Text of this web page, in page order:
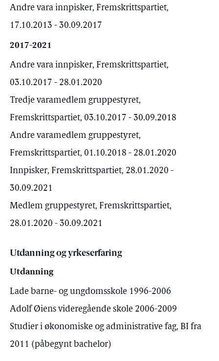
Andre vara innpisker, Fremskrittspartiet,
17.10.2013 - 30.09.2017
2017-2021
Andre vara innpisker, Fremskrittspartiet,
03.10.2017 - 28.01.2020
Tredje varamedlem gruppestyret,
Fremskrittspartiet, 03.10.2017 - 30.09.2018
Andre varamedlem gruppestyret,
Fremskrittspartiet, 01.10.2018 - 28.01.2020
Innpisker, Fremskrittspartiet, 28.01.2020 -
30.09.2021
Medlem gruppestyret, Fremskrittspartiet,
28.01.2020 - 30.09.2021
Utdanning og yrkeserfaring
Utdanning
Lade barne- og ungdomsskole 1996-2006
Adolf Øiens videregående skole 2006-2009
Studier i økonomiske og administrative fag, BI fra
2011 (påbegynt bachelor)